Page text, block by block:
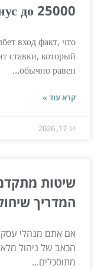
до 25000.
вход факт, что
ставки, который
обычно равен...
קרא עוד »
יונ 17, 2026
שיטות
המדריך
אם אתם מנהלי
הכאב של ניהול
מתוסכלים...